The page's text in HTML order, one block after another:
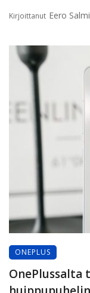
Kirjoittanut Eero
ONEPLUS
OnePlussalta